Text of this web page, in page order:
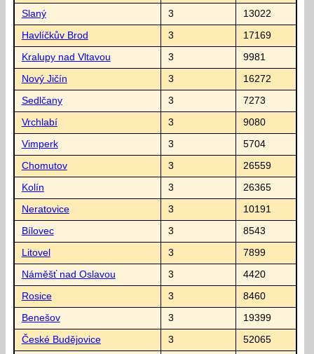
Slaný 3 13022
Havlíčkův Brod 3 17169
Kralupy nad Vltavou 3 9981
Nový Jičín 3 16272
Sedlčany 3 7273
Vrchlabí 3 9080
Vimperk 3 5704
Chomutov 3 26559
Kolín 3 26365
Neratovice 3 10191
Bílovec 3 8543
Litovel 3 7899
Náměšť nad Oslavou 3 4420
Rosice 3 8460
Benešov 3 19399
České Budějovice 3 52065